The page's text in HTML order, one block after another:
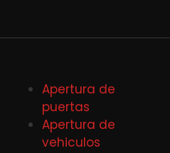
Apertura de
puertas
Apertura de
vehiculos